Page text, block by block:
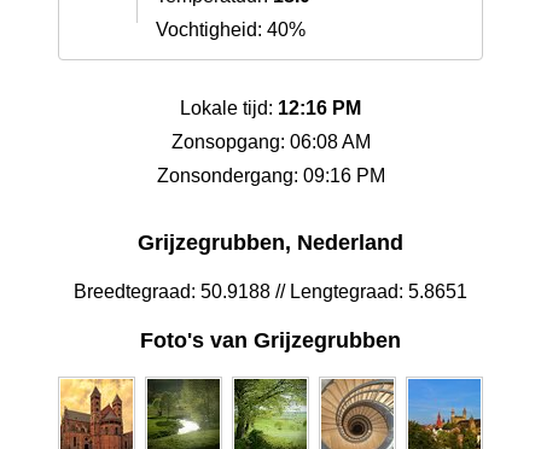
Vochtigheid: 40%
Lokale tijd: 12:16 PM
Zonsopgang: 06:08 AM
Zonsondergang: 09:16 PM
Grijzegrubben, Nederland
Breedtegraad: 50.9188 // Lengtegraad: 5.8651
Foto's van Grijzegrubben